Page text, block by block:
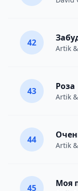
42
Artik
43 Роза
Artik
44
Artik
45 Моя